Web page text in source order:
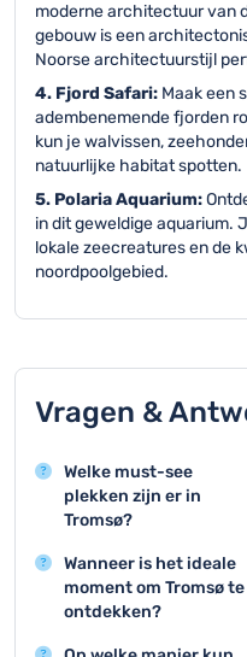
moderne architectuur van
gebouw is een
Noorse architectuurstijl
4. Fjord Safari: Maak een
adembenemende fjorden
kun je walvissen,
natuurlijke habitat spotten.
5. Polaria Aquarium:
in dit geweldige aquarium.
lokale zeecreatures en de
noordpoolgebied.
Vragen &
Welke must-see
plekken zijn er in
Tromsø?
Tromsø beschikt over
geweldige
bezienswaardigheden
Kathedraal, het Polaria
Wanneer is het ideale
moment om Tromsø te
ontdekken?
De beste periode om